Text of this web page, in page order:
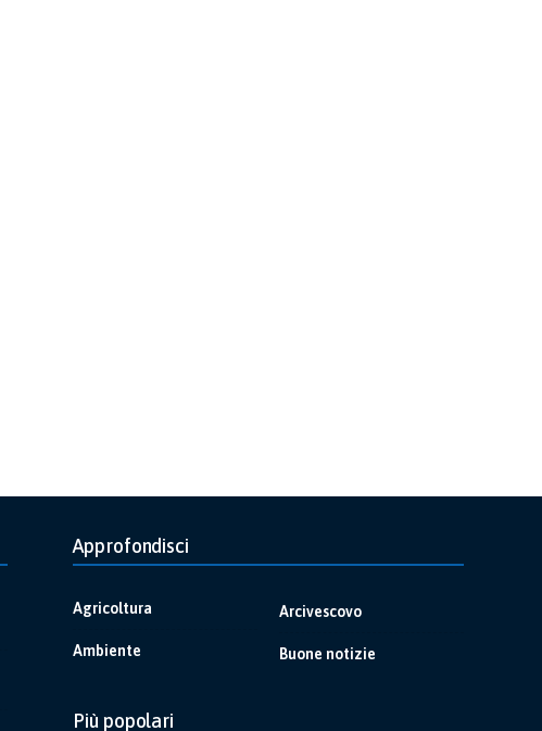
Approfondisci
Agricoltura
Ambiente
Arcivescovo
Buone notizie
Più popolari